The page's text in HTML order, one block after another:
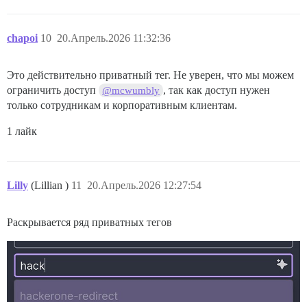
chapoi 20.Апрель.2026 11:32:36
10
Это действительно приватный тег. Не уверен, что мы можем
ограничить доступ
@mcwumbly , так как доступ нужен
только сотрудникам и корпоративным клиентам.
1 лайк
Lilly (Lillian ) 20.Апрель.2026 12:27:54
11
Раскрывается ряд приватных тегов